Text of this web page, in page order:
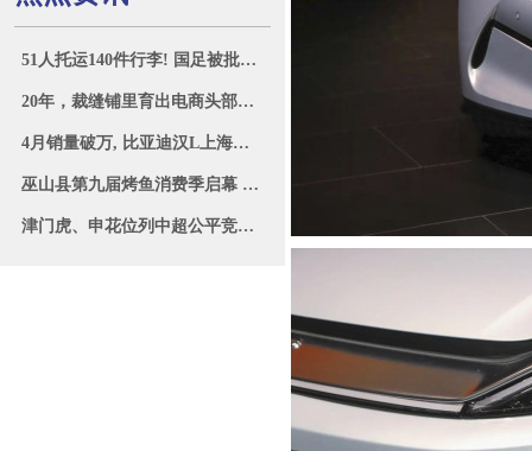
51人托运140件行李! 国足被批差生文具多
20年，裁缝铺里育出电商头部品牌
4月销量破万, 比亚迪汉L上海车展实车图曝
巫山县第九届烤鱼消费季启幕 “三峡鱼城
津门虎、申花位列中超公平竞赛俱乐部